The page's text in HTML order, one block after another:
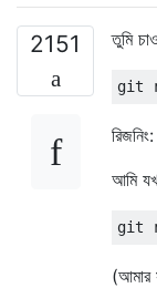
2151 তুমি
রিজনিং:
আমি
(আমার